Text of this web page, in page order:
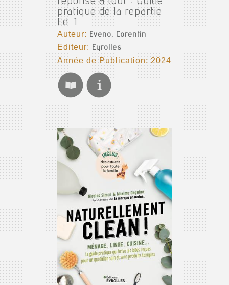
pratique de la repartie
Ed. 1
Auteur:Eveno, Corentin
Editeur: Eyrolles
Année de Publication: 2024